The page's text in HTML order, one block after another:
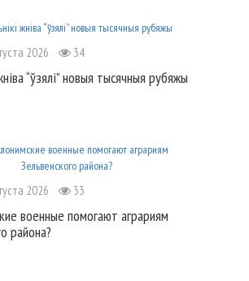
2026 34
“ўзялі” новыя тысячныя рубяжы
2026 33
военные помогают аграриям
района?